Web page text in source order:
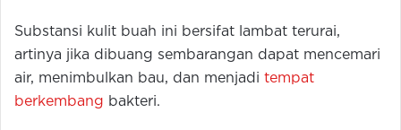
Substansi kulit buah ini bersifat lambat terurai,
artinya jika dibuang sembarangan dapat mencemari
air, menimbulkan bau, dan menjadi tempat
berkembang bakteri.